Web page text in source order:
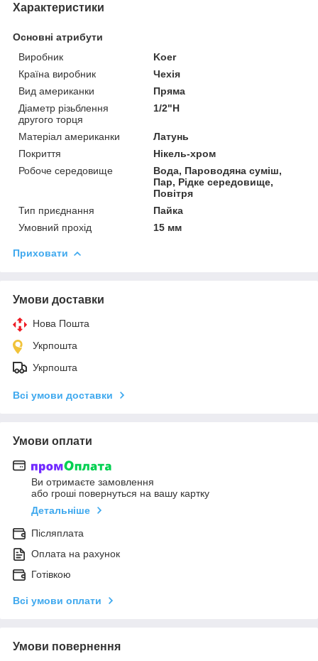
Характеристики
Основні атрибути
Виробник
Koer
Країна виробник
Чехія
Вид американки
Пряма
Діаметр різьблення
другого торця
1/2"Н
Матеріал американки
Латунь
Покриття
Нікель-хром
Робоче середовище
Вода, Пароводяна суміш,
Пар, Рідке середовище,
Повітря
Тип приєднання
Пайка
Умовний прохід
15 мм
Приховати
Умови доставки
Нова Пошта
Укрпошта
Укрпошта
Всі умови доставки
Умови оплати
Ви отримаєте замовлення
або гроші повернуться на вашу картку
Детальніше
Післяплата
Оплата на рахунок
Готівкою
Всі умови оплати
Умови повернення